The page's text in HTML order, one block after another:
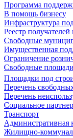
Программа
В помощь бизнесу
Инфраструктура
Реестр
Свободные
Имущественная
Ограничение
Свободные площади
Площадки под
Перечень
Перечень
Социальное
Транспорт
Административная
Жилищно-